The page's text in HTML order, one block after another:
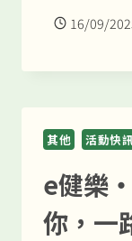
16/09/
其他 活動快訊
e健樂
你，一